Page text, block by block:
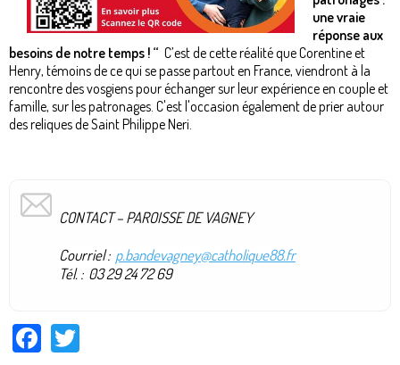
une vraie
réponse aux
besoins de notre temps ! “ C’est de cette réalité que Corentine et
Henry, témoins de ce qui se passe partout en France, viendront à la
rencontre des vosgiens pour échanger sur leur expérience en couple et
famille, sur les patronages. C'est l'occasion également de prier autour
des reliques de Saint Philippe Neri.
CONTACT – PAROISSE DE VAGNEY
Courriel : p.bandevagney@catholique88.fr
Tél. : 03 29 24 72 69
Facebook